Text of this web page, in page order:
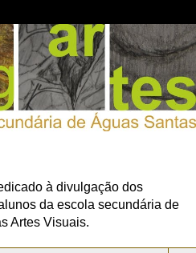
à divulgação dos
da escola secundária de
Artes Visuais.